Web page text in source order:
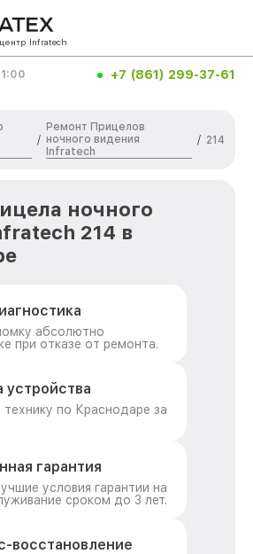
Infratech
+7 (861) 299-37-61
/
Ремонт Прицелов
ночного видения
Infratech
/ 214
ночного
214 в
абсолютно
при отказе от ремонта.
устройства
по Краснодаре за
гарантия
условия гарантии на
сроком до 3 лет.
восстановление